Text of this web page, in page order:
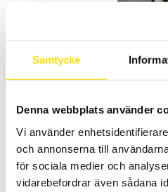
Samtycke
Denna webbplats använder
Vi använder
och annonserna till
för sociala medier och
vidarebefordrar även sådana
av bland annat